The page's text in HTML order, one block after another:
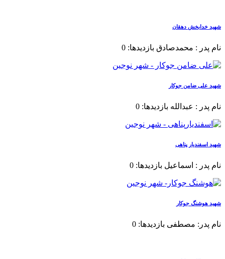
شهید خدابخش دهقان
نام پدر : محمدصادق بازدیدها: 0
شهید علی ضامن جوکار
نام پدر : عبدالله بازدیدها: 0
شهید اسفندیار پناهی
نام پدر : اسماعیل بازدیدها: 0
شهید هوشنگ جوکار
نام پدر: مصطفی بازدیدها: 0